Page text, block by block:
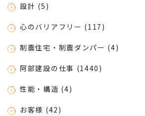
設計 (5)
心のバリアフリー (117)
制震住宅・制震ダンパー (4)
阿部建設の仕事 (1440)
性能・構造 (4)
お客様 (42)